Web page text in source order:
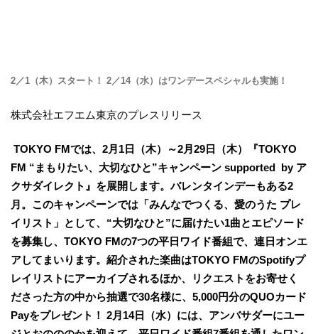
2／1（木）スタート！ 2／14（水）はワンデースペシャルも実施！
株式会社エフエム東京のプレスリリース
TOKYO FMでは、2月1日（木）～2月29日（木）『TOKYO
FM “まもりたい、大切なひと”キャンペーン supported by ア
クサダイレクト』を展開します。バレンタインデーもある2
月。このキャンペーンでは「みんなでつくる、愛のうた プレ
イリスト」として、“大切なひと”に届けたい1曲とエピソード
を募集し、TOKYO FMの7つの平日ワイド番組で、連日オンエ
アしてまいります。紹介された楽曲はTOKYO FMのSpotifyプ
レイリストにアーカイブされるほか、リクエストをお寄せく
ださった方の中から抽選で30名様に、5,000円分のQUOカード
Payをプレゼント！ 2月14日（水）には、アンバサダーにユー